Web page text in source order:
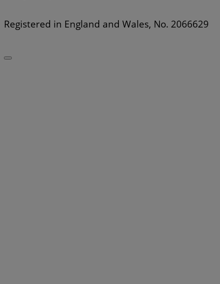
Registered in England and Wales, No. 2066629